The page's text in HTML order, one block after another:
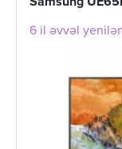
6 il əvvəl